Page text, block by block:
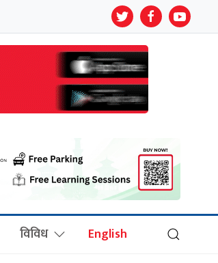
विविध English